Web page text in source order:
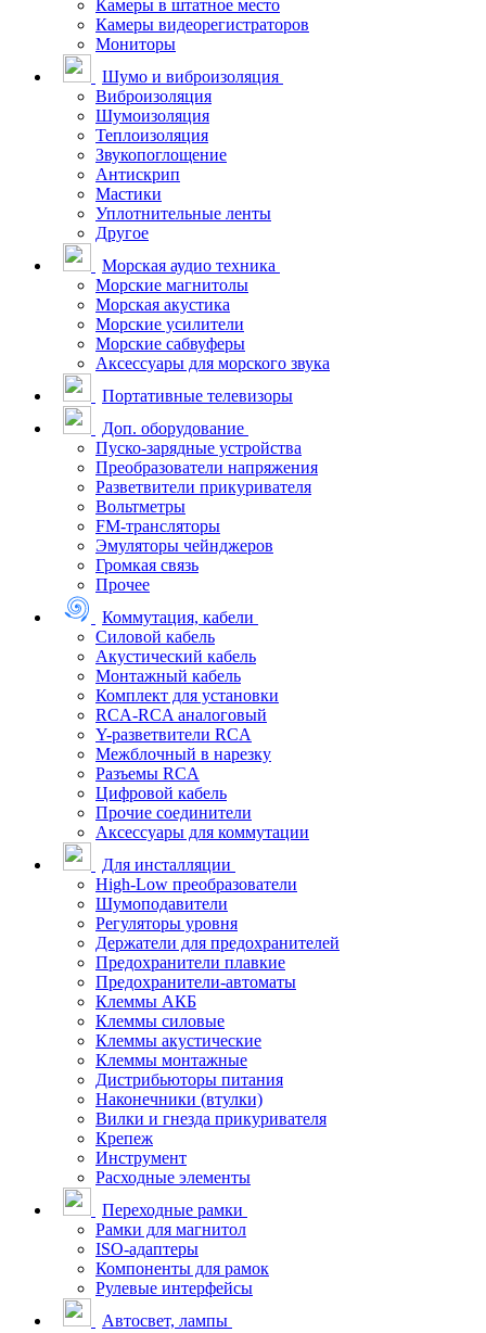
Камеры в штатное место
Камеры видеорегистраторов
Мониторы
Шумо и виброизоляция
Виброизоляция
Шумоизоляция
Теплоизоляция
Звукопоглощение
Антискрип
Мастики
Уплотнительные ленты
Другое
Морская аудио техника
Морские магнитолы
Морская акустика
Морские усилители
Морские сабвуферы
Аксессуары для морского звука
Портативные телевизоры
Доп. оборудование
Пуско-зарядные устройства
Преобразователи напряжения
Разветвители прикуривателя
Вольтметры
FM-трансляторы
Эмуляторы чейнджеров
Громкая связь
Прочее
Коммутация, кабели
Силовой кабель
Акустический кабель
Монтажный кабель
Комплект для установки
RCA-RCA аналоговый
Y-разветвители RCA
Межблочный в нарезку
Разъемы RCA
Цифровой кабель
Прочие соединители
Аксессуары для коммутации
Для инсталляции
High-Low преобразователи
Шумоподавители
Регуляторы уровня
Держатели для предохранителей
Предохранители плавкие
Предохранители-автоматы
Клеммы АКБ
Клеммы силовые
Клеммы акустические
Клеммы монтажные
Дистрибьюторы питания
Наконечники (втулки)
Вилки и гнезда прикуривателя
Крепеж
Инструмент
Расходные элементы
Переходные рамки
Рамки для магнитол
ISO-адаптеры
Компоненты для рамок
Рулевые интерфейсы
Автосвет, лампы